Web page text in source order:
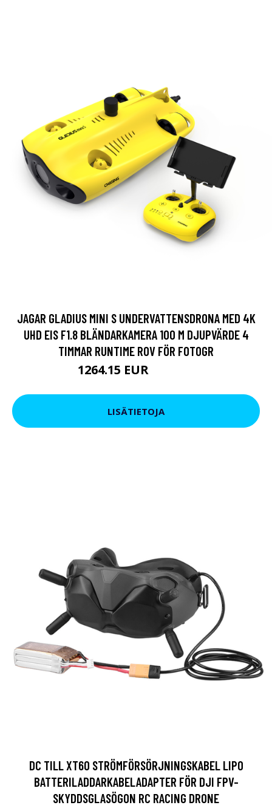
JAGAR GLADIUS MINI S UNDERVATTENSDRONA MED 4K
UHD EIS F1.8 BLÄNDARKAMERA 100 M DJUPVÄRDE 4
TIMMAR RUNTIME ROV FÖR FOTOGR
1264.15 EUR
LISÄTIETOJA
DC TILL XT60 STRÖMFÖRSÖRJNINGSKABEL LIPO
BATTERILADDARKABELADAPTER FÖR DJI FPV-
SKYDDSGLASÖGON RC RACING DRONE